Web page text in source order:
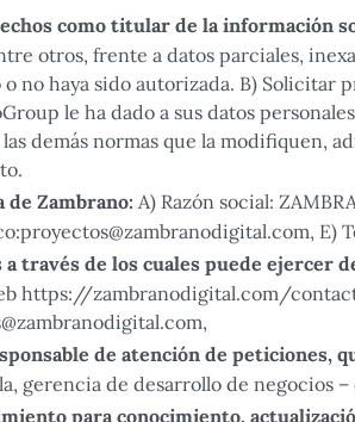
como titular de la información
otros, frente a datos parciales,
no haya sido autorizada. B) Solicitar
le ha dado a sus datos
las demás normas que la modifiquen,
de Zambrano: A) Razón social:
E)
a través de los cuales puede ejercer
https://zambranodigital.com/
de atención de peticiones,
gerencia de desarrollo de negocios
para conocimiento,